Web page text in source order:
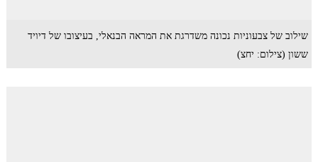
שילוב של צבעוניות נכונה משדרגת את המראה הבנאלי, בעיצובו של דיויד
ששון (צילום: יחצ)